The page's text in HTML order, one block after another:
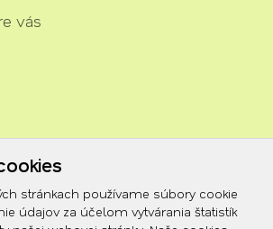
stránkach používame súbory cookie
údajov za účelom vytvárania štatistík
vás